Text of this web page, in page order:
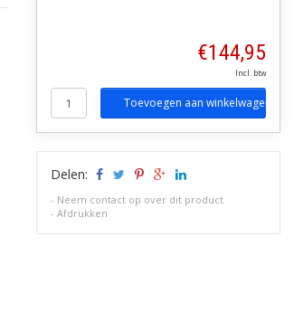
€144,95
Incl. btw
Toevoegen aan winkelwagen
Delen:
- Neem contact op over dit product
-Afdrukken